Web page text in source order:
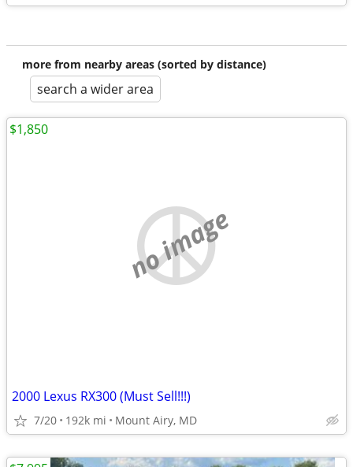
more from nearby areas (sorted by distance)
search a wider area
no image
2000 Lexus RX300 (Must Sell!!!)
7/20 192k mi Mount Airy, MD
$1,850